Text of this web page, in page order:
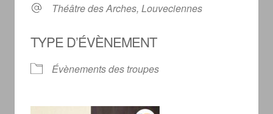
Théâtre des Arches, Louveciennes
TYPE D’ÉVÈNEMENT
Évènements des troupes